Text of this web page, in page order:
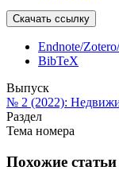
Скачать ссылку
Endnote/
BibTeX
Выпуск
№ 2 (2022):
Раздел
Тема номера
Похожие статьи